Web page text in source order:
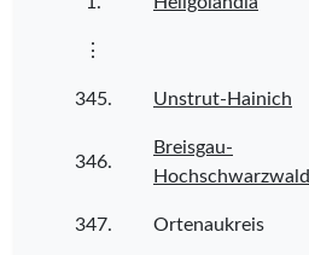
⋮
345. Unstrut-Hainich
346.
Breisgau-
Hochschwarzwald
347. Ortenaukreis